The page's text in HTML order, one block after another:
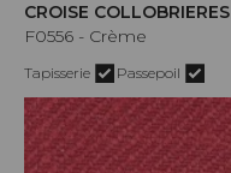
CROISE COLLOBRIERES
F0556 - Crème
Tapisserie Passepoil